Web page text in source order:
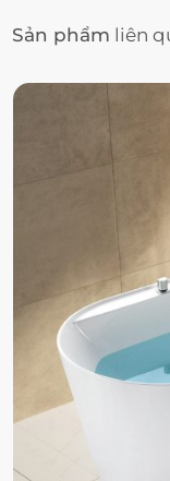
Sản phẩm liên